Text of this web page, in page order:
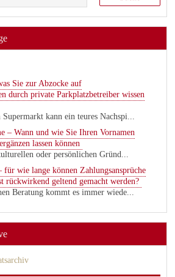
Sie zur Abzocke auf
durch private Parkplatzbetreiber wissen
kann ein teures Nachspi...
– Wann und wie Sie Ihren Vornamen
lassen können
oder persönlichen Gründ...
für wie lange können Zahlungsansprüche
rückwirkend geltend gemacht werden?
Beratung kommt es immer wiede...